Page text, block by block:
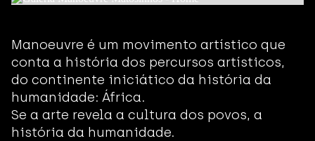
Manoeuvre é um movimento artístico que
conta a história dos percursos artísticos,
do continente iniciático da história da
humanidade: África.
Se a arte revela a cultura dos povos, a
história da humanidade.